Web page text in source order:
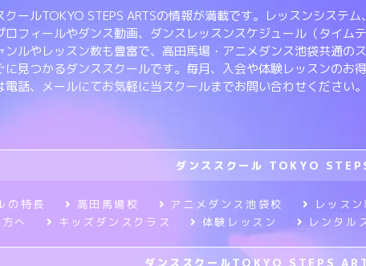
ールTOKYO STEPS ARTSの情報が満載です。レッスンシステ
フィールやダンス動画、ダンスレッスンスケジュール（タイ
ルやレッスン数も豊富で、高田馬場・アニメダンス池袋共通
に見つかるダンススクールです。毎月、入会や体験レッスンの
電話、メールにてお気軽に当スクールまでお問い合わせくださ
ダンススクール TOKYO
の特長 高田馬場校 アニメダンス池袋校 レッス
へ
キッズダンスクラス 体験レッスン レンタル
ダンススクールTOKYO STEPS